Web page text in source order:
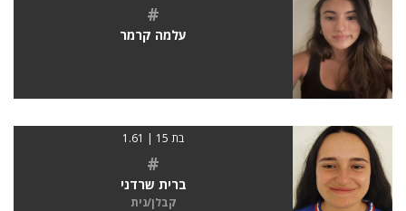
#
עלמה קרמר
בת 15 | 1.61
#
ברית שרדני
קבלן/נית